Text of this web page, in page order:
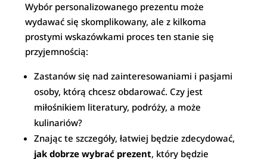
Wybór personalizowanego prezentu może
wydawać się skomplikowany, ale z kilkoma
prostymi wskazówkami proces ten stanie się
przyjemnością:
Zastanów się nad zainteresowaniami i pasjami
osoby, którą chcesz obdarować. Czy jest
miłośnikiem literatury, podróży, a może
kulinariów?
Znając te szczegóły, łatwiej będzie zdecydować,
jak dobrze wybrać prezent, który będzie